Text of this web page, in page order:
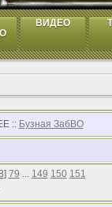
ВИДЕО
:: Бузная ЗабВО
] 79 ... 149 150 151